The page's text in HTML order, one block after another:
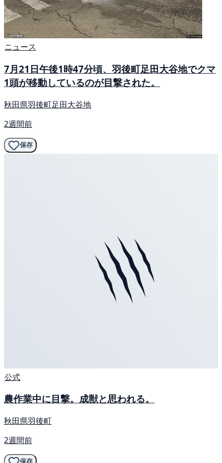
ニュース
7月21日午後1時47分頃、羽後町足田大谷地でクマ
1頭が移動しているのが目撃された。
秋田県羽後町足田大谷地
2週間前
保存
公式
農作業中に目撃。成獣と思われる。
秋田県羽後町
2週間前
保存